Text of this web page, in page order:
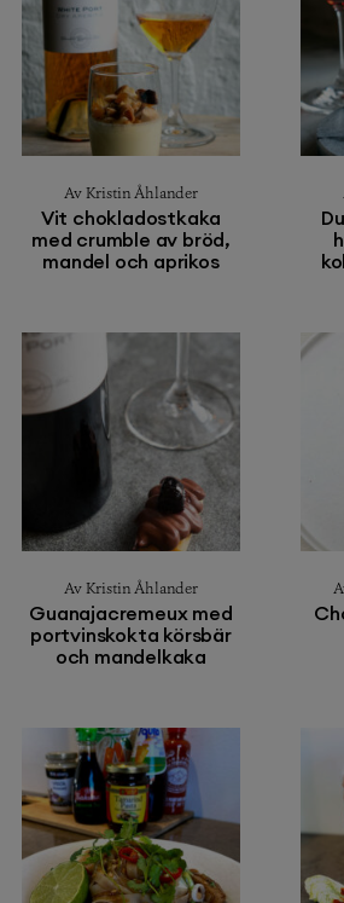
Av Kristin Åhlander
Vit chokladostkaka
med crumble av bröd,
mandel och aprikos
Av Kristin Åhlander
Guanajacremeux med
portvinskokta körsbär
och mandelkaka